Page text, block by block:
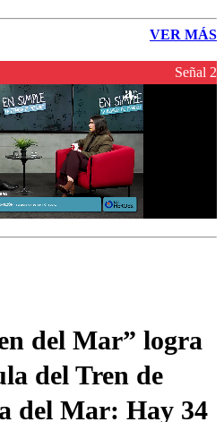
VER MÁS
Señal 2
del Mar” logra
del Tren de
del Mar: Hay 34